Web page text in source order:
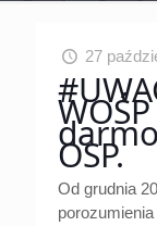
27
OSP.
Od grudnia